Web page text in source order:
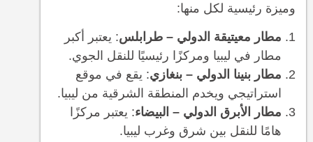
وميزة رئيسية لكل منها:
مطار معيتيقة الدولي – طرابلس: يعتبر أكبر
مطار في ليبيا ومركزًا رئيسيًا للنقل الجوي.
مطار بنينا الدولي – بنغازي: يقع في موقع
استراتيجي ويخدم المنطقة الشرقية من ليبيا.
مطار الأبرق الدولي – البيضاء: يعتبر مركزًا
هامًا للنقل بين شرق وغرب ليبيا.